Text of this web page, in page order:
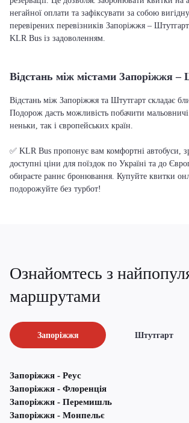
негайної оплати та зафіксувати за собою
перевірених перевізників Запоріжжя –
KLR Bus із задоволенням.
Відстань між містами Запоріжжя –
Відстань між Запоріжжя та Штутгарт складає
Подорож дасть можливість побачити
неньки, так і європейських країн.
✅ KLR Bus пропонує вам комфортні автобуси,
доступні ціни для поїздок по Україні та до
обираєте раннє бронювання. Купуйте квитки
подорожуйте без турбот!
Ознайомтесь з
маршрутами
Запоріжжя Штутгарт
Запоріжжя - Реус
Запоріжжя - Флоренція
Запоріжжя - Перемишль
Запоріжжя - Монпельє